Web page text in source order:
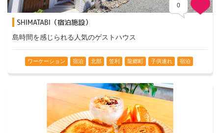
0
SHIMATABI（宿泊施設）
島時間を感じられる人気のゲストハウス
ワーケーション 宿泊 北部 笠利 龍郷町 子供連れ 宿泊